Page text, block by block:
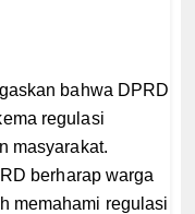
bahwa DPRD
regulasi
masyarakat.
berharap warga
memahami regulasi